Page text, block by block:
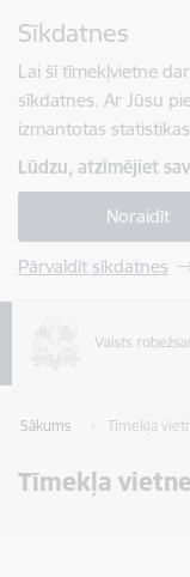
Sīkdatnes
Lai šī tīmekļvietne
sīkdatnes. Ar Jūsu
izmantotas
Lūdzu, atzīmējiet
Noraidīt
Pārvaldīt sīkdatnes
Sākums Tīmekļa
Tīmekļa